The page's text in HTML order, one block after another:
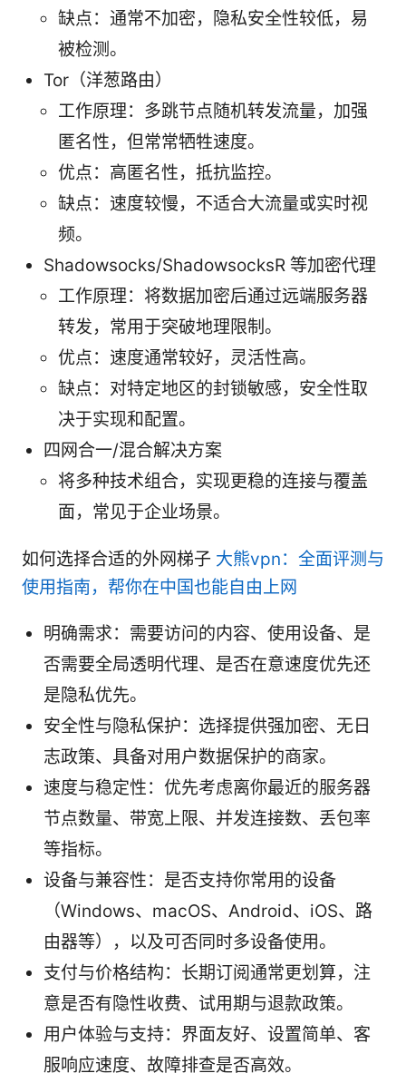
缺点：通常不加密，隐私安全性较低，易
被检测。
Tor（洋葱路由）
工作原理：多跳节点随机转发流量，加强
匿名性，但常常牺牲速度。
优点：高匿名性，抵抗监控。
缺点：速度较慢，不适合大流量或实时视
频。
Shadowsocks/ShadowsocksR 等加密代理
工作原理：将数据加密后通过远端服务器
转发，常用于突破地理限制。
优点：速度通常较好，灵活性高。
缺点：对特定地区的封锁敏感，安全性取
决于实现和配置。
四网合一/混合解决方案
将多种技术组合，实现更稳的连接与覆盖
面，常见于企业场景。
如何选择合适的外网梯子 大熊vpn：全面评测与
使用指南，帮你在中国也能自由上网
明确需求：需要访问的内容、使用设备、是
否需要全局透明代理、是否在意速度优先还
是隐私优先。
安全性与隐私保护：选择提供强加密、无日
志政策、具备对用户数据保护的商家。
速度与稳定性：优先考虑离你最近的服务器
节点数量、带宽上限、并发连接数、丢包率
等指标。
设备与兼容性：是否支持你常用的设备
（Windows、macOS、Android、iOS、路
由器等），以及可否同时多设备使用。
支付与价格结构：长期订阅通常更划算，注
意是否有隐性收费、试用期与退款政策。
用户体验与支持：界面友好、设置简单、客
服响应速度、故障排查是否高效。